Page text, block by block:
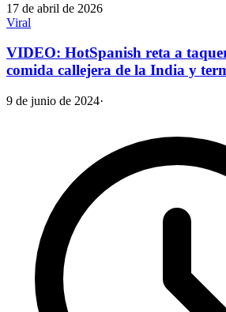
17 de abril de 2026
Viral
VIDEO: HotSpanish reta a
comida callejera de la India y
9 de junio de 2024·